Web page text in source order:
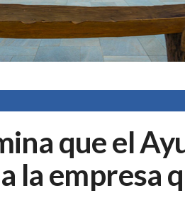
que el
la empresa